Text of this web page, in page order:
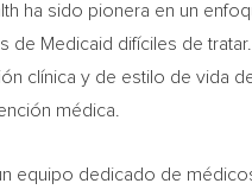
ha sido pionera en un
Medicaid difíciles de
clínica y de estilo de vida
médica.
equipo dedicado de